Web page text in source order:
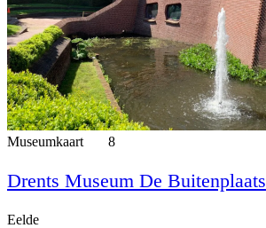
Museumkaart 8
Drents Museum De Buitenplaats
Eelde